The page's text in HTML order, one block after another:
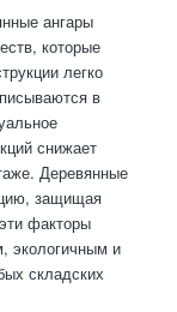
ангары
которые
легко
в
снижает
Деревянные
защищая
факторы
экологичным и
складских